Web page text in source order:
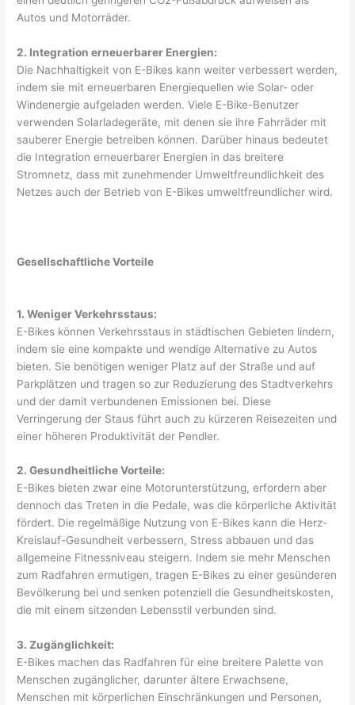
Autos und Motorräder.
2. Integration erneuerbarer Energien:
Die Nachhaltigkeit von E-Bikes kann weiter verbessert werden,
indem sie mit erneuerbaren Energiequellen wie Solar- oder
Windenergie aufgeladen werden. Viele E-Bike-Benutzer
verwenden Solarladegeräte, mit denen sie ihre Fahrräder mit
sauberer Energie betreiben können. Darüber hinaus bedeutet
die Integration erneuerbarer Energien in das breitere
Stromnetz, dass mit zunehmender Umweltfreundlichkeit des
Netzes auch der Betrieb von E-Bikes umweltfreundlicher wird.
Gesellschaftliche Vorteile
1. Weniger Verkehrsstaus:
E-Bikes können Verkehrsstaus in städtischen Gebieten lindern,
indem sie eine kompakte und wendige Alternative zu Autos
bieten. Sie benötigen weniger Platz auf der Straße und auf
Parkplätzen und tragen so zur Reduzierung des Stadtverkehrs
und der damit verbundenen Emissionen bei. Diese
Verringerung der Staus führt auch zu kürzeren Reisezeiten und
einer höheren Produktivität der Pendler.
2. Gesundheitliche Vorteile:
E-Bikes bieten zwar eine Motorunterstützung, erfordern aber
dennoch das Treten in die Pedale, was die körperliche Aktivität
fördert. Die regelmäßige Nutzung von E-Bikes kann die Herz-
Kreislauf-Gesundheit verbessern, Stress abbauen und das
allgemeine Fitnessniveau steigern. Indem sie mehr Menschen
zum Radfahren ermutigen, tragen E-Bikes zu einer gesünderen
Bevölkerung bei und senken potenziell die Gesundheitskosten,
die mit einem sitzenden Lebensstil verbunden sind.
3. Zugänglichkeit:
E-Bikes machen das Radfahren für eine breitere Palette von
Menschen zugänglicher, darunter ältere Erwachsene,
Menschen mit körperlichen Einschränkungen und Personen,